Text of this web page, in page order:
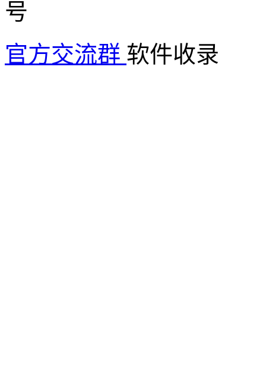
官方交流群 软件收录